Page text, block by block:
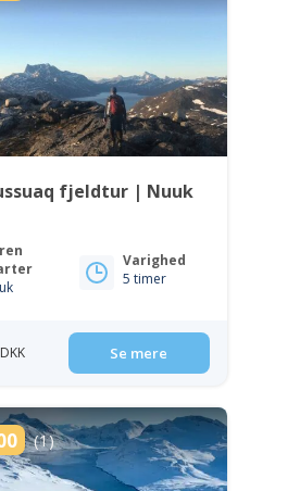
fjeldtur | Nuuk
Varighed
5 timer
Se mere
(1)